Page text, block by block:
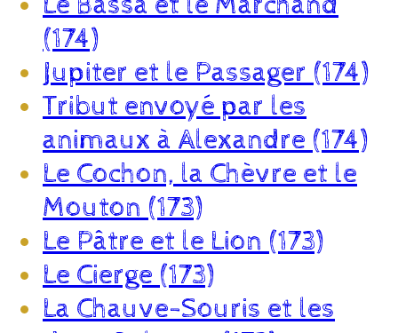
(174)
Jupiter et le Passager (174)
Tribut envoyé par les
animaux à Alexandre (174)
Le Cochon, la Chèvre et le
Mouton (173)
Le Pâtre et le Lion (173)
Le Cierge (173)
La Chauve-Souris et les